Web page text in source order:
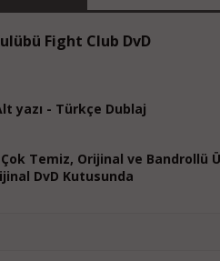
Fight Club DvD
yazı - Türkçe Dublaj
Temiz, Orijinal ve Bandrollü
DvD Kutusunda